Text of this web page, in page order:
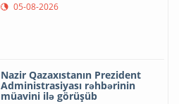
05-08-2026
Nazir Qazaxıstanın Prezident
Administrasiyası rəhbərinin
müavini ilə görüşüb